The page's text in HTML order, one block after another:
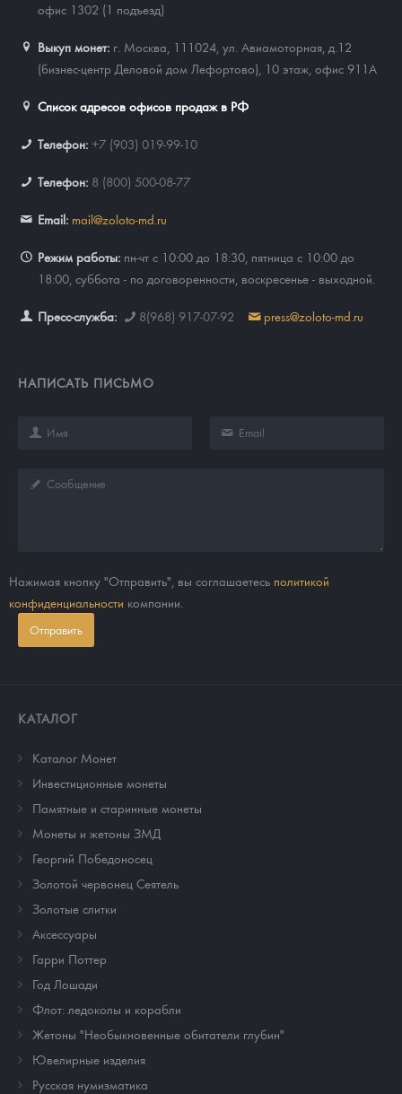
офис 1302 (1 подъезд)
Выкуп монет: г. Москва, 111024, ул. Авиамоторная, д.12
(бизнес-центр Деловой дом Лефортово), 10 этаж, офис 911А
Список адресов офисов продаж в РФ
Телефон: +7 (903) 019-99-10
Телефон: 8 (800) 500-08-77
Email: mail@zoloto-md.ru
Режим работы: пн-чт с 10:00 до 18:30, пятница с 10:00 до
18:00, суббота - по договоренности, воскресенье - выходной.
Пресс-служба: 8(968) 917-07-92 press@zoloto-md.ru
НАПИСАТЬ ПИСЬМО
Нажимая кнопку "Отправить", вы соглашаетесь политикой
конфиденциальности компании.
Отправить
КАТАЛОГ
Каталог Монет
Инвестиционные монеты
Памятные и старинные монеты
Монеты и жетоны ЗМД
Георгий Победоносец
Золотой червонец Сеятель
Золотые слитки
Аксессуары
Гарри Поттер
Год Лошади
Флот: ледоколы и корабли
Жетоны "Необыкновенные обитатели глубин"
Ювелирные изделия
Русская нумизматика